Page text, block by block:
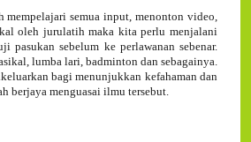
mempelajari semua input, menonton video,
oleh jurulatih maka kita perlu menjalani
pasukan sebelum ke perlawanan sebenar.
lumba lari, badminton dan sebagainya.
bagi menunjukkan kefahaman dan
berjaya menguasai ilmu tersebut.